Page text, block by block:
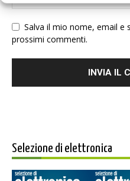
Salva il mio nome, email e
prossimi commenti.
Selezione di elettronica